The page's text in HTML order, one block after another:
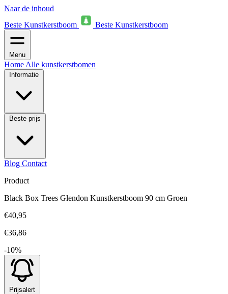
Naar de inhoud
Beste Kunstkerstboom
Beste Kunstkerstboom
Menu
Home Alle kunstkerstbomen
Informatie
Beste prijs
Blog Contact
Product
Black Box Trees Glendon Kunstkerstboom 90 cm Groen
€40,95
€36,86
-10%
Prijsalert